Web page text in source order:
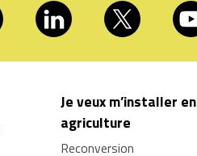
Je veux m’installer en
agriculture
Reconversion